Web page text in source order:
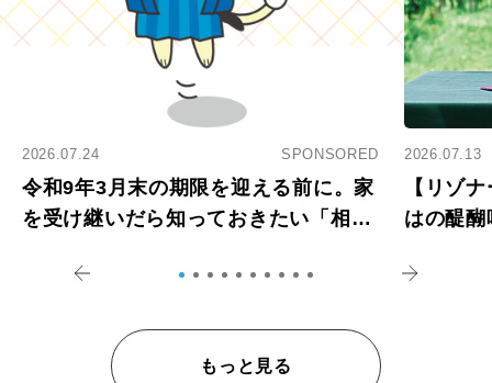
2026.07.24 SPONSORED
令和9年3月末の期限を迎える前に。家
を受け継いだら知っておきたい「相続
2026.07.13
【リゾ
はの醍
もっと見る